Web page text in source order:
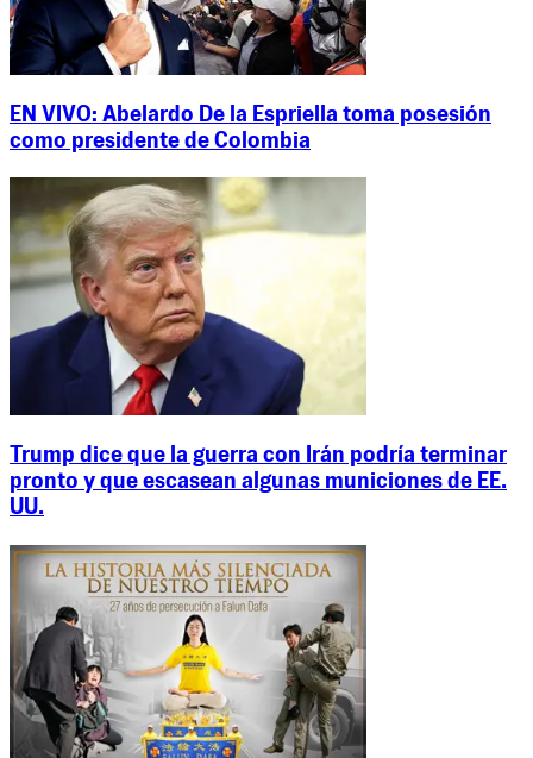
EN VIVO: Abelardo De la Espriella toma posesión
como presidente de Colombia
Trump dice que la guerra con Irán podría terminar
pronto y que escasean algunas municiones de EE.
UU.